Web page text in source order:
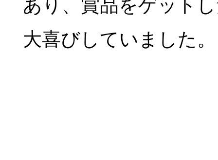
あり、賞品をゲット
大喜びしていました。